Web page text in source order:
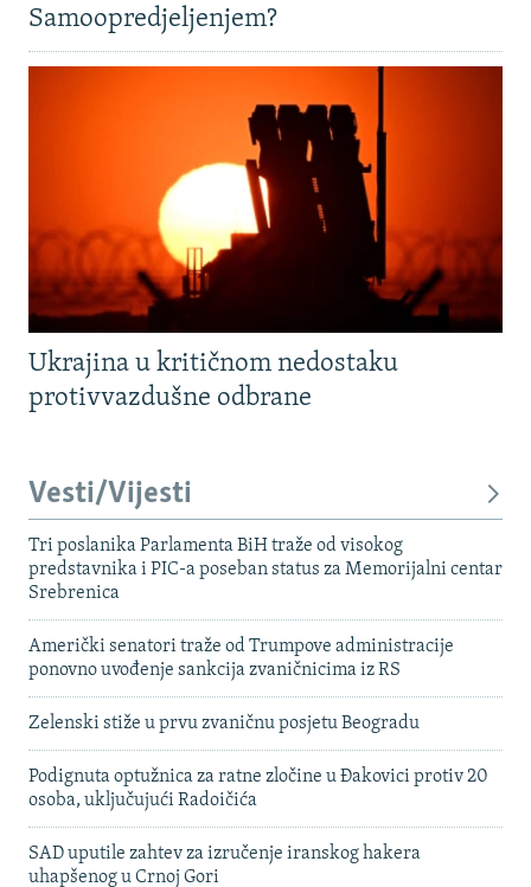
Samoopredjeljenjem?
Ukrajina u kritičnom nedostaku
protivvazdušne odbrane
Vesti/Vijesti
Tri poslanika Parlamenta BiH traže od visokog
predstavnika i PIC-a poseban status za Memorijalni centar
Srebrenica
Američki senatori traže od Trumpove administracije
ponovno uvođenje sankcija zvaničnicima iz RS
Zelenski stiže u prvu zvaničnu posjetu Beogradu
Podignuta optužnica za ratne zločine u Đakovici protiv 20
osoba, uključujući Radoičića
SAD uputile zahtev za izručenje iranskog hakera
uhapšenog u Crnoj Gori